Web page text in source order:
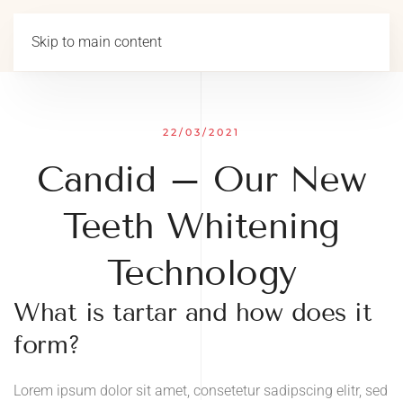
Skip to main content
22/03/2021
Candid – Our New
Teeth Whitening
Technology
What is tartar and how does it
form?
Lorem ipsum dolor sit amet, consetetur sadipscing elitr, sed